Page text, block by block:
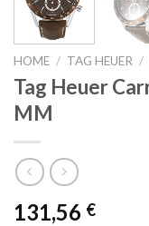
HOME / TAG HEUER /
Tag Heuer
MM
131,56 €